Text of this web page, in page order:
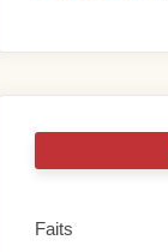
Faits